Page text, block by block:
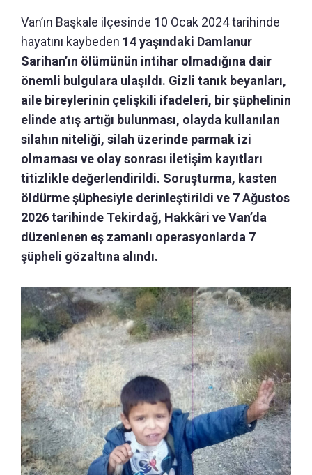
Van’ın Başkale ilçesinde 10 Ocak 2024 tarihinde
hayatını kaybeden 14 yaşındaki Damlanur
Sarihan’ın ölümünün intihar olmadığına dair
önemli bulgulara ulaşıldı. Gizli tanık beyanları,
aile bireylerinin çelişkili ifadeleri, bir şüphelinin
elinde atış artığı bulunması, olayda kullanılan
silahın niteliği, silah üzerinde parmak izi
olmaması ve olay sonrası iletişim kayıtları
titizlikle değerlendirildi. Soruşturma, kasten
öldürme şüphesiyle derinleştirildi ve 7 Ağustos
2026 tarihinde Tekirdağ, Hakkâri ve Van’da
düzenlenen eş zamanlı operasyonlarda 7
şüpheli gözaltına alındı.